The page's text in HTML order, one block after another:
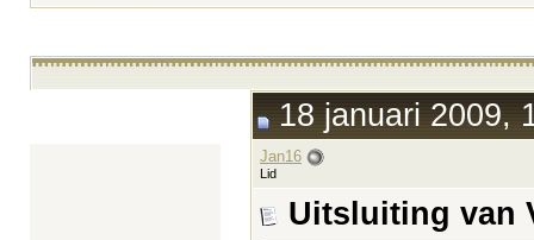
18 januari 2009,
Jan16
Lid
Uitsluiting van